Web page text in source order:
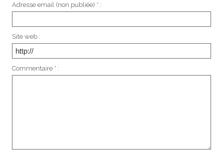
Adresse email (non publiée) * :
Site web :
Commentaire * :